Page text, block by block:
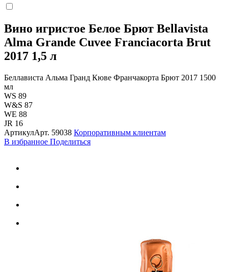
Вино игристое Белое Брют Bellavista
Alma Grande Cuvee Franciacorta Brut
2017 1,5 л
Беллависта Альма Гранд Кюве Франчакорта Брют 2017 1500
мл
WS 89
W&S 87
WE 88
JR 16
АртикулАрт. 59038 Корпоративным клиентам
В избранное Поделиться